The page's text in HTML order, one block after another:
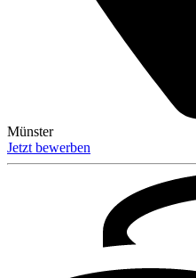
Münster
Jetzt bewerben